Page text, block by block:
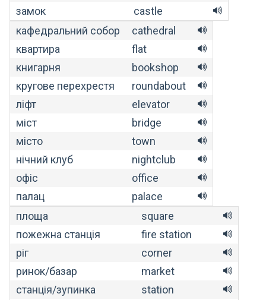
замок
castle
кафедральний собор
cathedral
квартира
flat
книгарня
bookshop
кругове перехрестя
roundabout
ліфт
elevator
міст
bridge
місто
town
нічний клуб
nightclub
офіс
office
палац
palace
площа
square
пожежна станція
fire station
ріг
corner
ринок/базар
market
станція/зупинка
station